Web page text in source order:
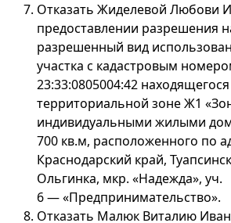
Отказать Жиделевой Любови
предоставлении разрешения
разрешенный вид
участка с кадастровым
23:33:0805004:42
территориальной зоне Ж1
индивидуальными жилыми
700 кв.м, расположенного по
Краснодарский край,
Ольгинка, мкр. «Надежда», уч.
6 — «Предпринимательство».
Отказать Малюк Виталию